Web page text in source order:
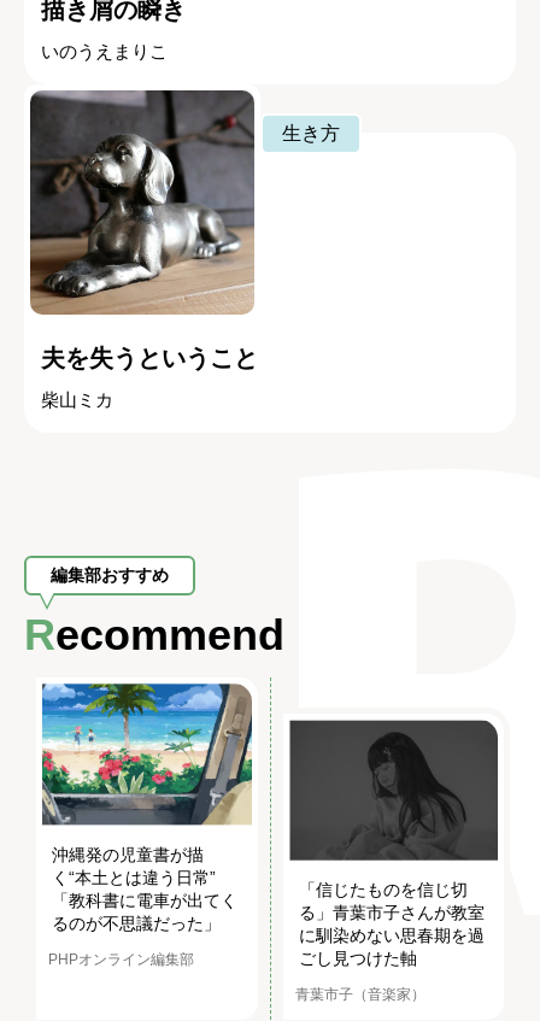
描き屑の瞬き
いのうえまりこ
生き方
夫を失うということ
柴山ミカ
編集部おすすめ
Recommend
沖縄発の児童書が描
く“本土とは違う日常”
「教科書に電車が出てく
るのが不思議だった」
PHPオンライン編集部
「信じたものを信じ切
る」青葉市子さんが教室
に馴染めない思春期を過
ごし見つけた軸
青葉市子（音楽家）